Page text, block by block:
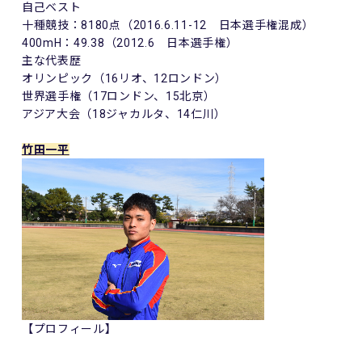
自己ベスト
十種競技：8180点（2016.6.11-12 日本選手権混成）
400mH：49.38（2012.6 日本選手権）
主な代表歴
オリンピック（16リオ、12ロンドン）
世界選手権（17ロンドン、15北京）
アジア大会（18ジャカルタ、14仁川）
竹田一平
【プロフィール】